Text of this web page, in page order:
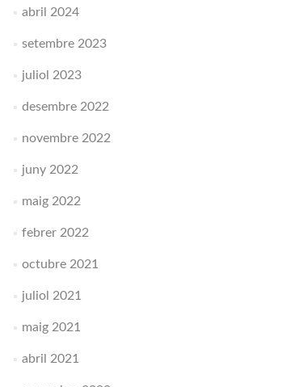
abril 2024
setembre 2023
juliol 2023
desembre 2022
novembre 2022
juny 2022
maig 2022
febrer 2022
octubre 2021
juliol 2021
maig 2021
abril 2021